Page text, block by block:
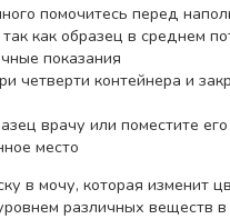
помочитесь перед
как образец в среднем
показания
четверти контейнера и
врачу или поместите его
место
в мочу, которая изменит
различных веществ